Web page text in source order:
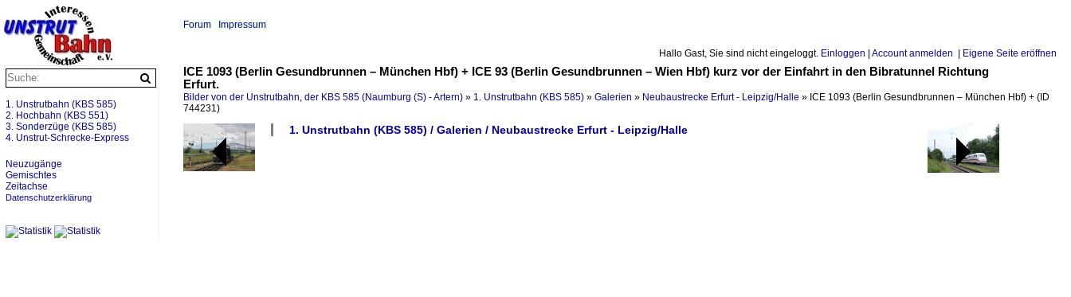
Hallo Gast, Sie sind nicht eingeloggt. Einloggen Account anmelden Eigene Seite eröffnen
Forum Impressum
ICE 1093 (Berlin Gesundbrunnen – München Hbf) + ICE 93 (Berlin Gesundbrunnen – Wien Hbf) kurz vor der Einfahrt in den Bibratunnel Richtung
Erfurt.
Bilder von der Unstrutbahn, der KBS 585 (Naumburg (S) - Artern) » 1. Unstrutbahn (KBS 585) » Galerien » Neubaustrecke Erfurt - Leipzig/Halle » ICE 1093 (Berlin Gesundbrunnen – München Hbf) + (ID
744231)
1. Unstrutbahn (KBS 585) / Galerien / Neubaustrecke Erfurt - Leipzig/Halle
1. Unstrutbahn (KBS 585)
2. Hochbahn (KBS 551)
3. Sonderzüge (KBS 585)
4. Unstrut-Schrecke-Express
Neuzugänge
Gemischtes
Zeitachse
Datenschutzerklärung